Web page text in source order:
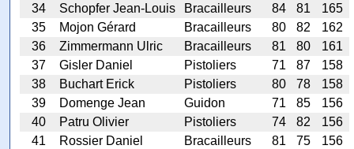
34
Schopfer Jean-Louis Bracailleurs 84 81
165
35
Mojon Gérard Bracailleurs 80 82
162
36
Zimmermann Ulric Bracailleurs 81 80
161
37
Gisler Daniel Pistoliers 71 87
158
38
Buchart Erick Pistoliers 80 78
158
39
Domenge Jean Guidon 71 85
156
40
Patru Olivier Pistoliers 74 82
156
41
Rossier Daniel Bracailleurs 81 75
156